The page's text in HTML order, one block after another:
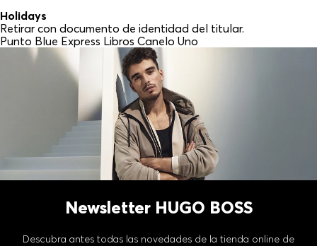
Holidays
Retirar con documento de identidad del titular.
Punto Blue Express Libros Canelo Uno
Newsletter HUGO BOSS
Descubra antes todas las novedades de la tienda online de